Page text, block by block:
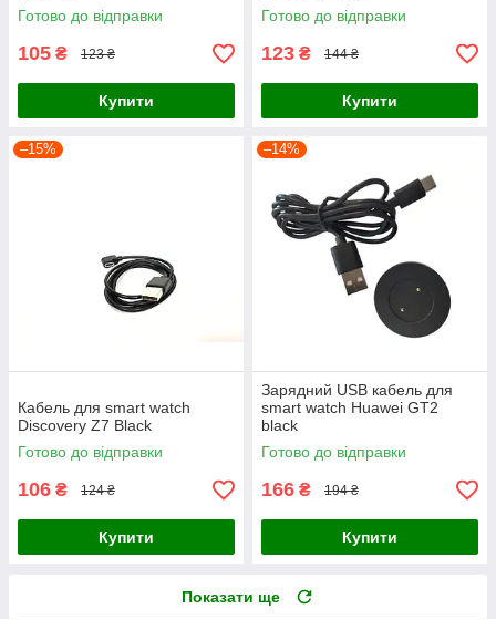
Готово до відправки
105 ₴ 123 ₴
Купити
Готово до відправки
123 ₴ 144 ₴
Купити
–15%
Кабель для smart watch
Discovery Z7 Black
Готово до відправки
106 ₴ 124 ₴
Купити
–14%
Зарядний USB кабель для
smart watch Huawei GT2
black
Готово до відправки
166 ₴ 194 ₴
Купити
Показати ще